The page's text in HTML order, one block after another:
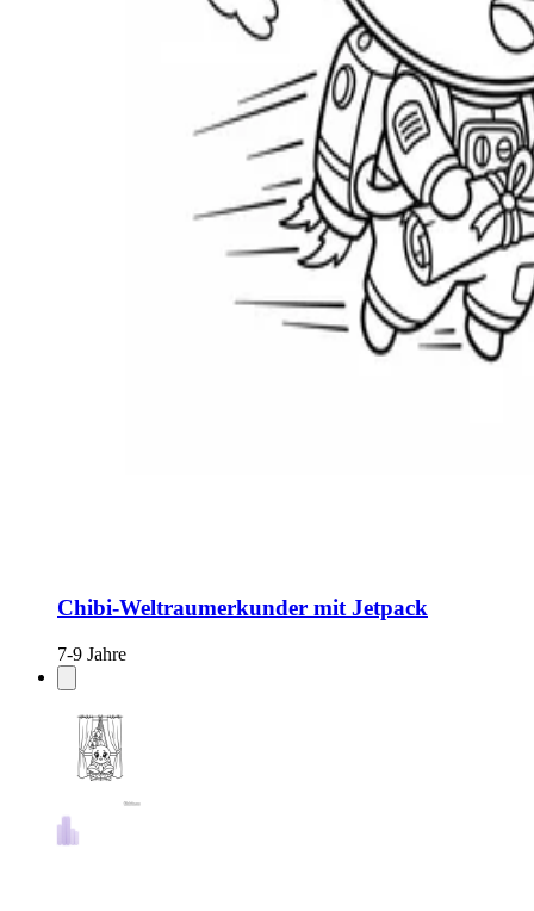
Chibi-Weltraumerkunder mit Jetpack
7-9 Jahre